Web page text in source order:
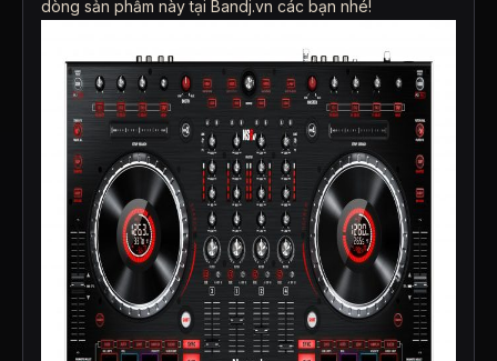
dòng sản phẩm này tại Bandj.vn các bạn nhé!